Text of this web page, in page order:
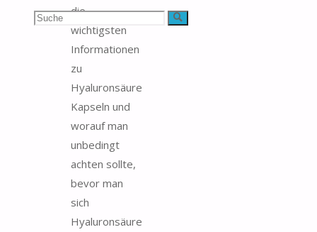
Suchen Suche
die
wichtigsten
Informationen
zu
Hyaluronsäure
Kapseln und
worauf man
unbedingt
achten sollte,
bevor man
sich
Hyaluronsäure